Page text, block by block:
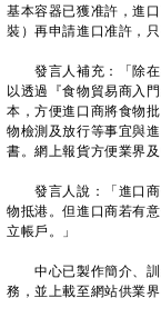
基本容器已獲准許，進
裝）再申請進口准許，
發言人補充：「除在
以透過『食物貿易商入
本，方便進口商將食物
物檢測及放行等事宜與
書。網上報貨方便業界
發言人說：「進口商
物抵港。但進口商若有
立帳戶。」
中心已製作簡介、訓
務，並上載至網站供業界